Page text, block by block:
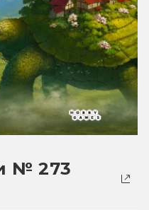
№ 273